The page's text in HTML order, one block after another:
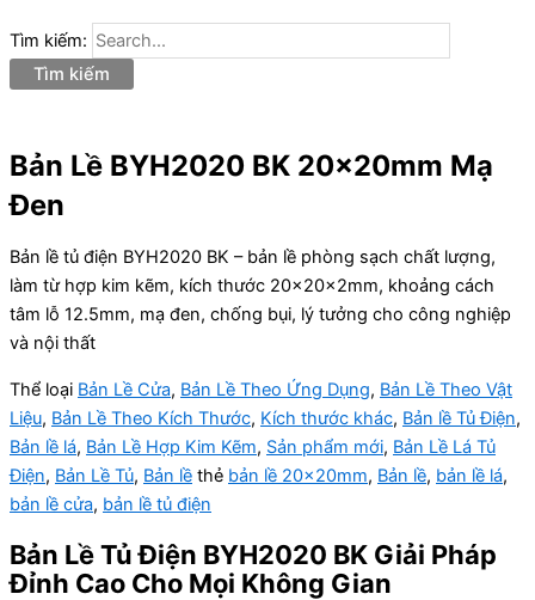
Tìm kiếm:
Bản Lề BYH2020 BK 20x20mm Mạ
Đen
Bản lề tủ điện BYH2020 BK – bản lề phòng sạch chất lượng,
làm từ hợp kim kẽm, kích thước 20x20x2mm, khoảng cách
tâm lỗ 12.5mm, mạ đen, chống bụi, lý tưởng cho công nghiệp
và nội thất
Thể loại Bản Lề Cửa, Bản Lề Theo Ứng Dụng, Bản Lề Theo Vật
Liệu, Bản Lề Theo Kích Thước, Kích thước khác, Bản lề Tủ Điện,
Bản lề lá, Bản Lề Hợp Kim Kẽm, Sản phẩm mới, Bản Lề Lá Tủ
Điện, Bản Lề Tủ, Bản lề thẻ bản lề 20x20mm, Bản lề, bản lề lá,
bản lề cửa, bản lề tủ điện
Bản Lề Tủ Điện BYH2020 BK Giải Pháp
Đỉnh Cao Cho Mọi Không Gian